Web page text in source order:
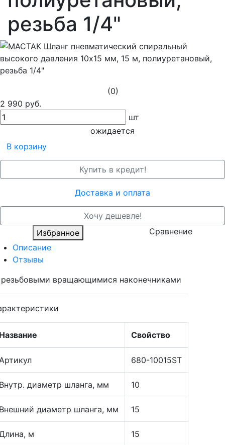
резьба 1/4"
(0)
2 990 руб.
шт
ожидается
В корзину
Купить в кредит!
Доставка и оплата
Хочу дешевле!
Избранное
Сравнение
Описание
Отзывы
вращающимися наконечниками
Свойство
680-10015ST
диаметр шланга, мм 10
диаметр шланга, мм 15
м 15